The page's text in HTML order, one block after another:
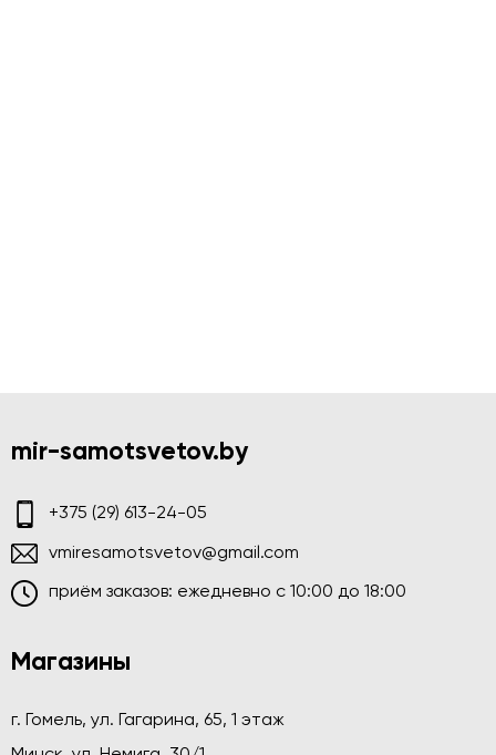
mir-samotsvetov.by
+375 (29) 613-24-05
vmiresamotsvetov@gmail.com
приём заказов: ежедневно c 10:00 до 18:00
Магазины
г. Гомель, ул. Гагарина, 65, 1 этаж